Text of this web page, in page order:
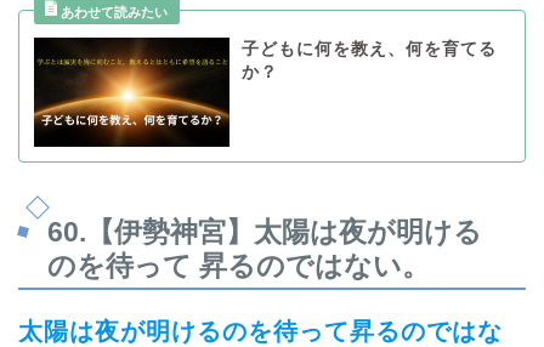
子どもに何を教え、何を育てる
か？
60. 【伊勢神宮】太陽は夜が明ける
のを待って 昇るのではない。
太陽は夜が明けるのを待って昇るのではな